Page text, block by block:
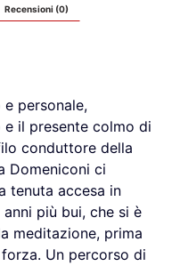
Recensioni (0)
e personale,
il presente colmo di
conduttore della
Domeniconi ci
tenuta accesa in
più bui, che si è
meditazione, prima
Un percorso di